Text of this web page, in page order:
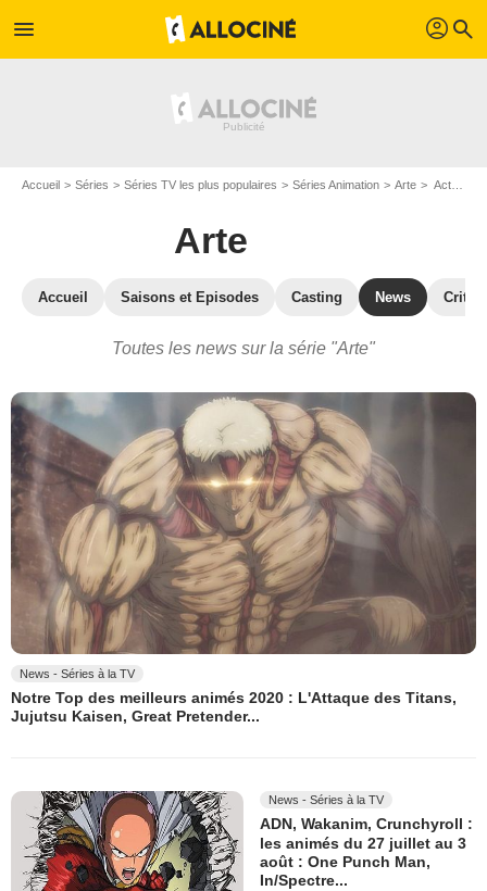
menu profil search
Accueil Séries Séries TV les plus populaires Séries Animation Arte Actualité de la série Arte
Arte
Accueil Saisons et Episodes Casting News
Toutes les news sur la série "Arte"
News - Séries à la TV
Notre Top des meilleurs animés 2020 : L'Attaque des Titans,
Jujutsu Kaisen, Great Pretender...
News - Séries à la TV
ADN, Wakanim, Crunchyroll :
les animés du 27 juillet au 3
août : One Punch Man,
In/Spectre...